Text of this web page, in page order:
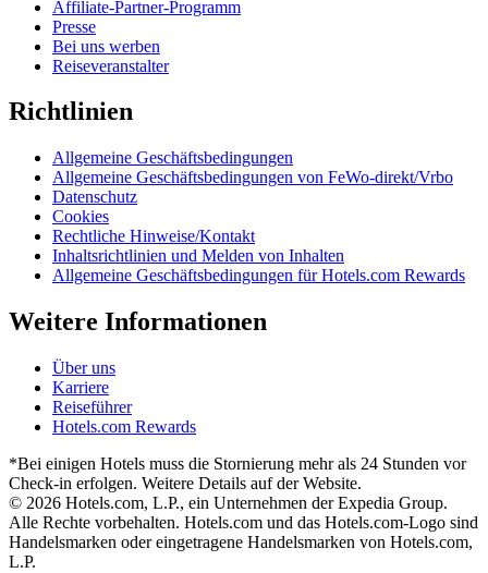
Affiliate-Partner-Programm
Presse
Bei uns werben
Reiseveranstalter
Richtlinien
Allgemeine Geschäftsbedingungen
Allgemeine Geschäftsbedingungen von FeWo-direkt/Vrbo
Datenschutz
Cookies
Rechtliche Hinweise/Kontakt
Inhaltsrichtlinien und Melden von Inhalten
Allgemeine Geschäftsbedingungen für Hotels.com Rewards
Weitere Informationen
Über uns
Karriere
Reiseführer
Hotels.com Rewards
*Bei einigen Hotels muss die Stornierung mehr als 24 Stunden vor
Check-in erfolgen. Weitere Details auf der Website.
© 2026 Hotels.com, L.P., ein Unternehmen der Expedia Group.
Alle Rechte vorbehalten. Hotels.com und das Hotels.com-Logo sind
Handelsmarken oder eingetragene Handelsmarken von Hotels.com,
L.P.